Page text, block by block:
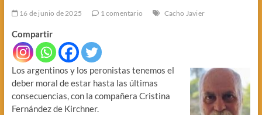
16 de junio de 2025 1 comentario Cacho Javier
Compartir
Los argentinos y los peronistas tenemos el
deber moral de estar hasta las últimas
consecuencias, con la compañera Cristina
Fernández de Kirchner.